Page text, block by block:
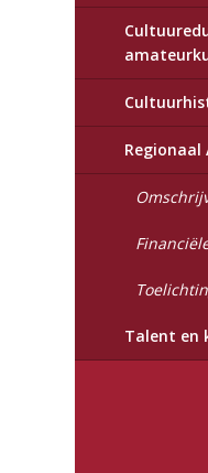
Regionaal
Talent en